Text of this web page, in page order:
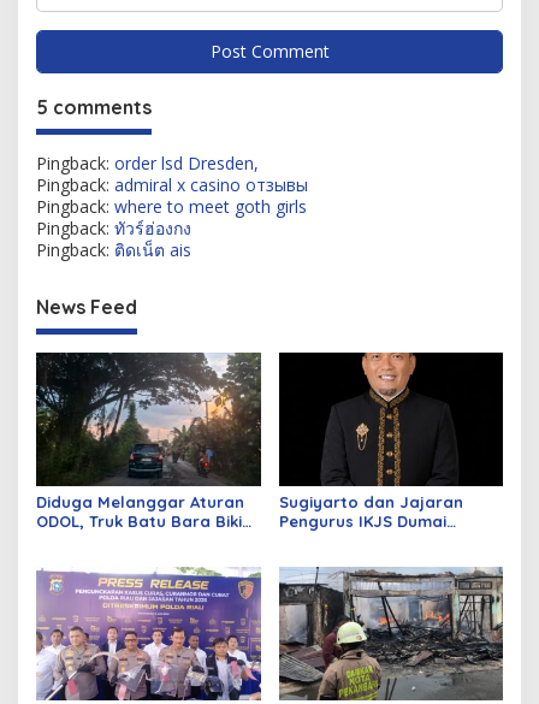
5 comments
Pingback: order lsd Dresden,
Pingback: admiral x casino отзывы
Pingback: where to meet goth girls
Pingback: ทัวร์ฮ่องกง
Pingback: ติดเน็ต ais
News Feed
Diduga Melanggar Aturan
ODOL, Truk Batu Bara Bikin
Sugiyarto dan Jajaran
Pengurus IKJS Dumai